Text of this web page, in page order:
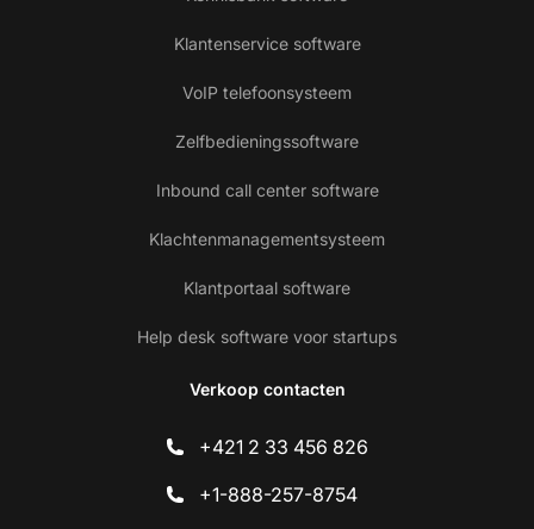
Klantenservice software
VoIP telefoonsysteem
Zelfbedieningssoftware
Inbound call center software
Klachtenmanagementsysteem
Klantportaal software
Help desk software voor startups
Verkoop contacten
+421 2 33 456 826
+1-888-257-8754